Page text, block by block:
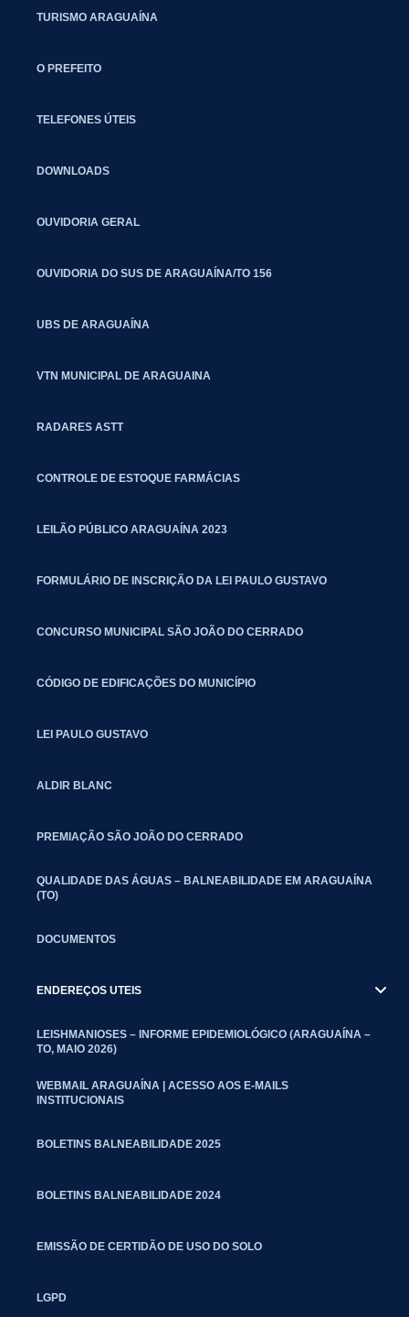
TURISMO ARAGUAÍNA
O PREFEITO
TELEFONES ÚTEIS
DOWNLOADS
OUVIDORIA GERAL
OUVIDORIA DO SUS DE ARAGUAÍNA/TO 156
UBS DE ARAGUAÍNA
VTN MUNICIPAL DE ARAGUAINA
RADARES ASTT
CONTROLE DE ESTOQUE FARMÁCIAS
LEILÃO PÚBLICO ARAGUAÍNA 2023
FORMULÁRIO DE INSCRIÇÃO DA LEI PAULO GUSTAVO
CONCURSO MUNICIPAL SÃO JOÃO DO CERRADO
CÓDIGO DE EDIFICAÇÕES DO MUNICÍPIO
LEI PAULO GUSTAVO
ALDIR BLANC
PREMIAÇÃO SÃO JOÃO DO CERRADO
QUALIDADE DAS ÁGUAS – BALNEABILIDADE EM ARAGUAÍNA
(TO)
DOCUMENTOS
ENDEREÇOS UTEIS
LEISHMANIOSES – INFORME EPIDEMIOLÓGICO (ARAGUAÍNA –
TO, MAIO 2026)
WEBMAIL ARAGUAÍNA | ACESSO AOS E-MAILS
INSTITUCIONAIS
BOLETINS BALNEABILIDADE 2025
BOLETINS BALNEABILIDADE 2024
EMISSÃO DE CERTIDÃO DE USO DO SOLO
LGPD